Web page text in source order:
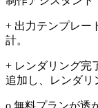
+ 出力テンプレー
計。
+ レンダリング完
追加し、レンダリ
o 無料プランが透